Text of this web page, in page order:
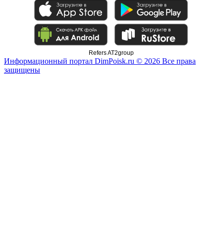
Refers AT2group
Информационный портал DimPoisk.ru © 2026 Все права
защищены